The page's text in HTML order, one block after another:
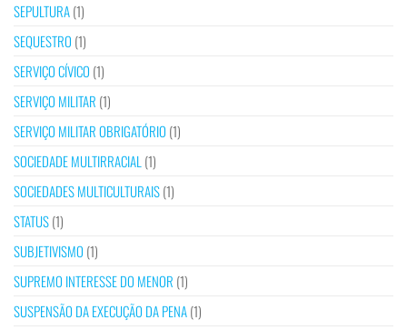
SEPULTURA(1)
SEQUESTRO (1)
SERVIÇO CÍVICO (1)
SERVIÇO MILITAR (1)
SERVIÇO MILITAR OBRIGATÓRIO (1)
SOCIEDADE MULTIRRACIAL (1)
SOCIEDADES MULTICULTURAIS(1)
STATUS(1)
SUBJETIVISMO (1)
SUPREMO INTERESSE DO MENOR (1)
SUSPENSÃO DA EXECUÇÃO DA PENA(1)